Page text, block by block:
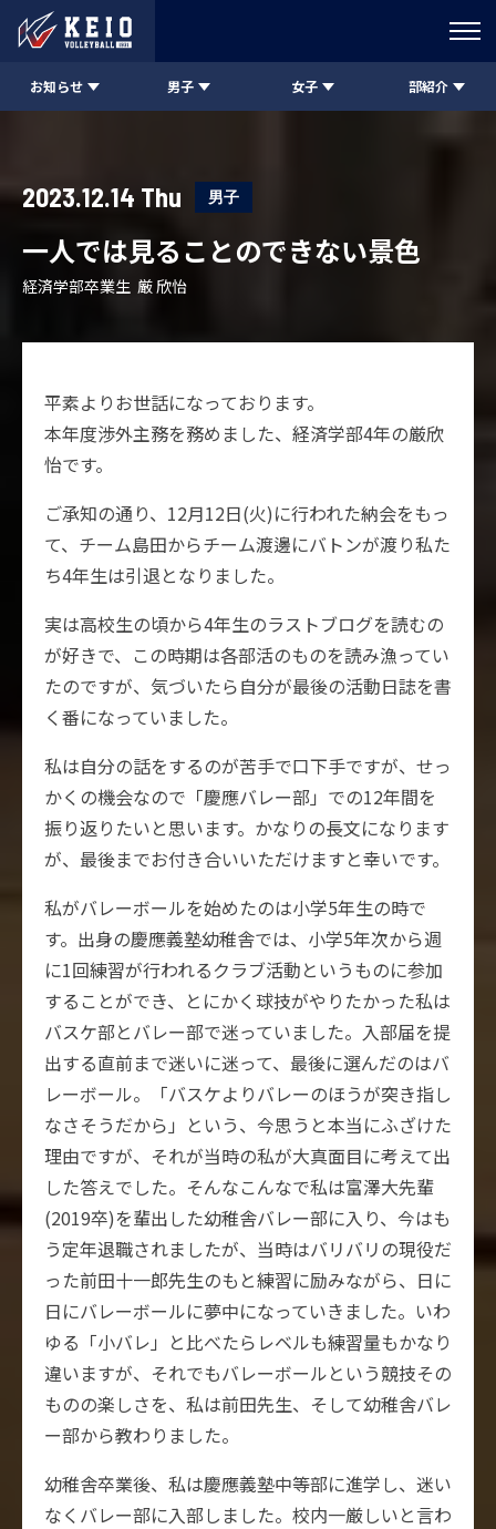
お知らせ 男子 女子 部紹介
2023.12.14 Thu 男子
一人では見ることのできない景色
経済学部卒業生 厳 欣怡
平素よりお世話になっております。
本年度渉外主務を務めました、経済学部4年の厳欣
怡です。
ご承知の通り、12月12日(火)に行われた納会をもっ
て、チーム島田からチーム渡邊にバトンが渡り私た
ち4年生は引退となりました。
実は高校生の頃から4年生のラストブログを読むの
が好きで、この時期は各部活のものを読み漁ってい
たのですが、気づいたら自分が最後の活動日誌を書
く番になっていました。
私は自分の話をするのが苦手で口下手ですが、せっ
かくの機会なので「慶應バレー部」での12年間を
振り返りたいと思います。かなりの長文になります
が、最後までお付き合いいただけますと幸いです。
私がバレーボールを始めたのは小学5年生の時で
す。出身の慶應義塾幼稚舎では、小学5年次から週
に1回練習が行われるクラブ活動というものに参加
することができ、とにかく球技がやりたかった私は
バスケ部とバレー部で迷っていました。入部届を提
出する直前まで迷いに迷って、最後に選んだのはバ
レーボール。「バスケよりバレーのほうが突き指し
なさそうだから」という、今思うと本当にふざけた
理由ですが、それが当時の私が大真面目に考えて出
した答えでした。そんなこんなで私は富澤大先輩
(2019卒)を輩出した幼稚舎バレー部に入り、今はも
う定年退職されましたが、当時はバリバリの現役だ
った前田十一郎先生のもと練習に励みながら、日に
日にバレーボールに夢中になっていきました。いわ
ゆる「小バレ」と比べたらレベルも練習量もかなり
違いますが、それでもバレーボールという競技その
ものの楽しさを、私は前田先生、そして幼稚舎バレ
ー部から教わりました。
幼稚舎卒業後、私は慶應義塾中等部に進学し、迷い
なくバレー部に入部しました。校内一厳しいと言わ